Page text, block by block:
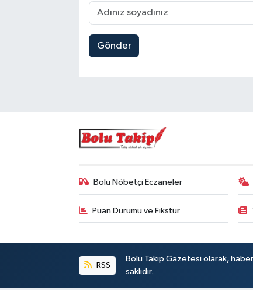
Gönder
Bolu Nöbetçi Eczaneler
Puan Durumu ve Fikstür
RSS
Bolu Takip Gazetesi olarak,
saklıdır.